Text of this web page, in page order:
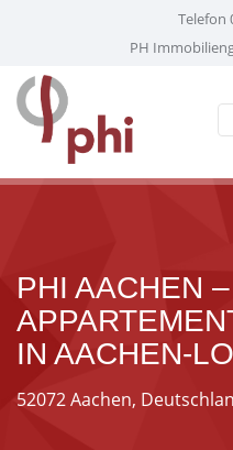
Telefon
PH
PHI AACHEN
IN AACHEN-
52072 Aachen,